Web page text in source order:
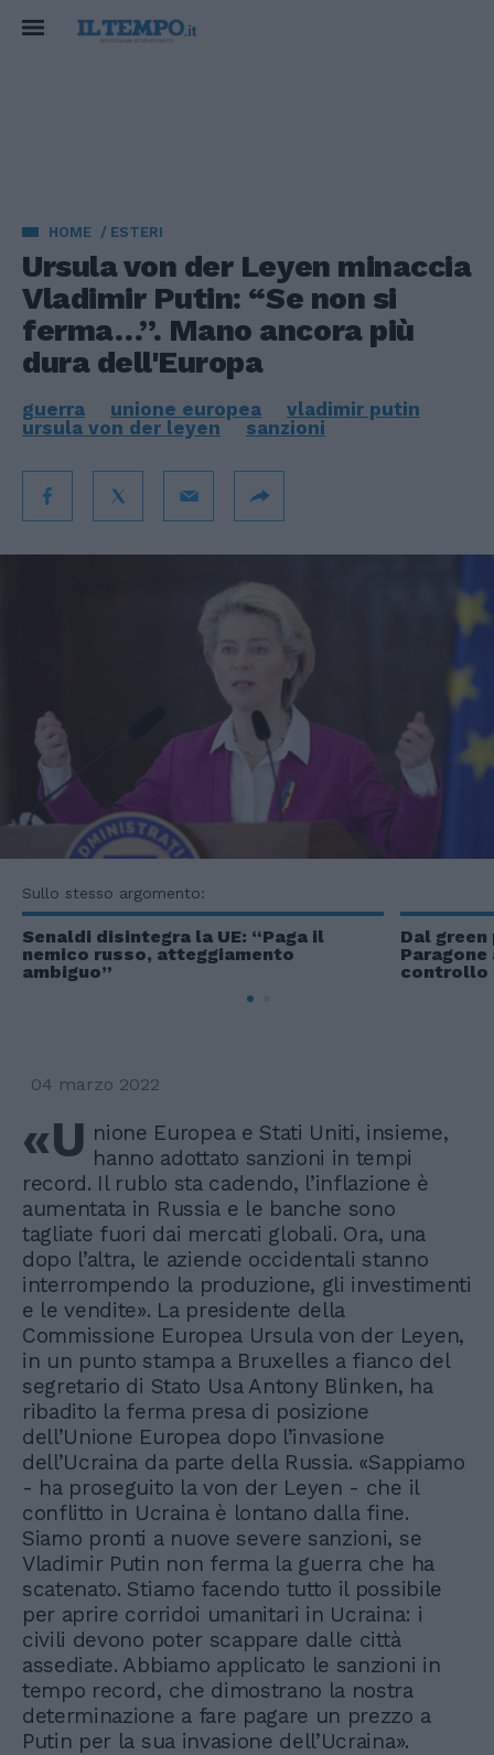
HOME ESTERI
Ursula von der Leyen minaccia
Vladimir Putin: “Se non si
ferma…”. Mano ancora più
dura dell'Europa
guerra unione europea
vladimir putin
ursula von der leyen
sanzioni
Sullo stesso argomento:
Senaldi disintegra la UE: “Paga il
nemico russo, atteggiamento
ambiguo”
Dal
controllo
04 marzo 2022
«U nione Europea e Stati Uniti, insieme,
hanno adottato sanzioni in tempi
record. Il rublo sta cadendo, l’inflazione è
aumentata in Russia e le banche sono
tagliate fuori dai mercati globali. Ora, una
dopo l’altra, le aziende occidentali stanno
interrompendo la produzione, gli investimenti
e le vendite». La presidente della
Commissione Europea Ursula von der Leyen,
in un punto stampa a Bruxelles a fianco del
segretario di Stato Usa Antony Blinken, ha
ribadito la ferma presa di posizione
dell’Unione Europea dopo l’invasione
dell’Ucraina da parte della Russia. «Sappiamo
- ha proseguito la von der Leyen - che il
conflitto in Ucraina è lontano dalla fine.
Siamo pronti a nuove severe sanzioni, se
Vladimir Putin non ferma la guerra che ha
scatenato. Stiamo facendo tutto il possibile
per aprire corridoi umanitari in Ucraina: i
civili devono poter scappare dalle città
assediate. Abbiamo applicato le sanzioni in
tempo record, che dimostrano la nostra
determinazione a fare pagare un prezzo a
Putin per la sua invasione dell’Ucraina».